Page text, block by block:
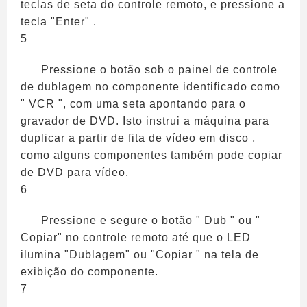
teclas de seta do controle remoto, e pressione a
tecla "Enter" .
5
Pressione o botão sob o painel de controle
de dublagem no componente identificado como
" VCR ", com uma seta apontando para o
gravador de DVD. Isto instrui a máquina para
duplicar a partir de fita de vídeo em disco ,
como alguns componentes também pode copiar
de DVD para vídeo.
6
Pressione e segure o botão " Dub " ou "
Copiar" no controle remoto até que o LED
ilumina "Dublagem" ou "Copiar " na tela de
exibição do componente.
7